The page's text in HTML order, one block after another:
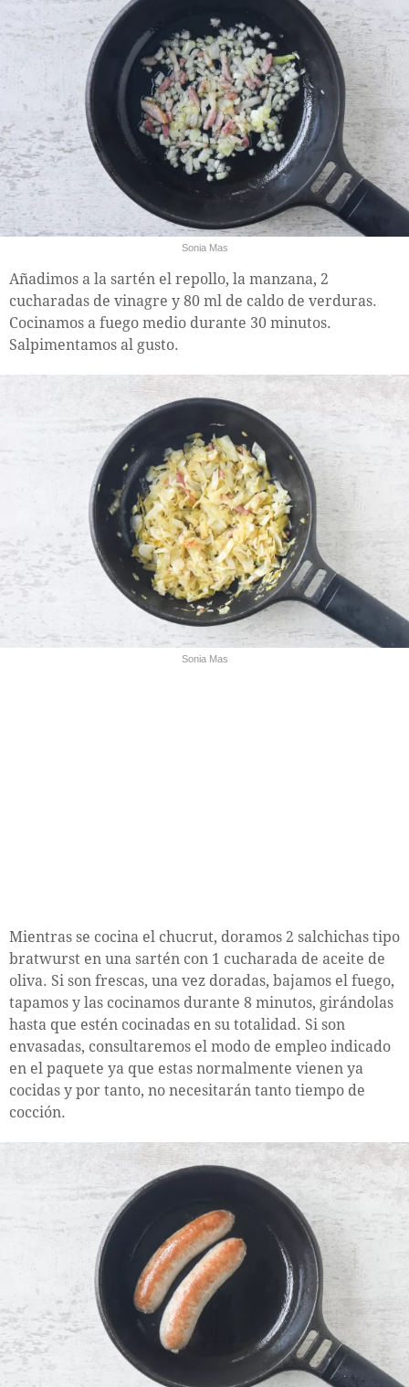
Sonia Mas
Añadimos a la sartén el repollo, la manzana, 2
cucharadas de vinagre y 80 ml de caldo de verduras.
Cocinamos a fuego medio durante 30 minutos.
Salpimentamos al gusto.
Sonia Mas
Mientras se cocina el chucrut, doramos 2 salchichas tipo
bratwurst en una sartén con 1 cucharada de aceite de
oliva. Si son frescas, una vez doradas, bajamos el fuego,
tapamos y las cocinamos durante 8 minutos, girándolas
hasta que estén cocinadas en su totalidad. Si son
envasadas, consultaremos el modo de empleo indicado
en el paquete ya que estas normalmente vienen ya
cocidas y por tanto, no necesitarán tanto tiempo de
cocción.